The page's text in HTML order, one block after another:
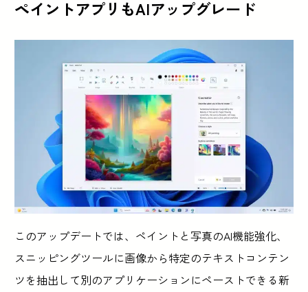
ペイントアプリもAIアップグレード
このアップデートでは、ペイントと写真のAI機能強化、
スニッピングツールに画像から特定のテキストコンテン
ツを抽出して別のアプリケーションにペーストできる新